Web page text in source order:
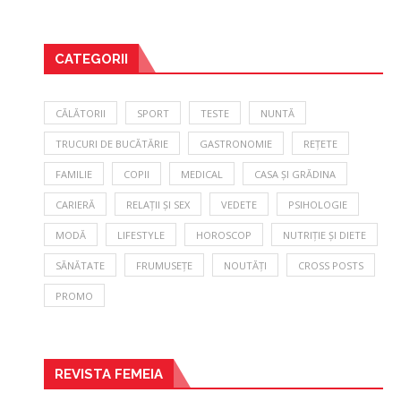
CATEGORII
CĂLĂTORII SPORT TESTE NUNTĂ
TRUCURI DE BUCĂTĂRIE GASTRONOMIE REȚETE
FAMILIE COPII MEDICAL CASA ȘI GRĂDINA
CARIERĂ RELAȚII ȘI SEX VEDETE PSIHOLOGIE
MODĂ LIFESTYLE HOROSCOP NUTRIȚIE ȘI DIETE
SĂNĂTATE FRUMUSEȚE NOUTĂȚI CROSS POSTS
PROMO
REVISTA FEMEIA